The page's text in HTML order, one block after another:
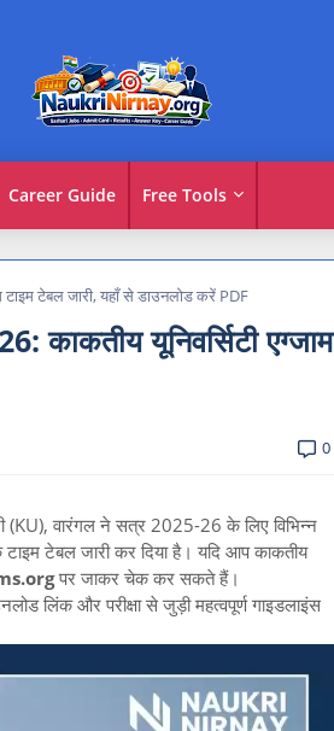
Career Guide Free Tools
टेबल जारी, यहाँ से डाउनलोड करें PDF
यूनिवर्सिटी एग्जाम
0
(KU), वारंगल ने सत्र 2025-26 के लिए विभिन्न
टेबल जारी कर दिया है। यदि आप काकतीय
पर जाकर चेक कर सकते हैं।
लिंक और परीक्षा से जुड़ी महत्वपूर्ण गाइडलाइंस